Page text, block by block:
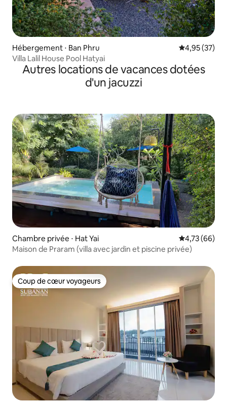
Hébergement ⋅ Ban Phru Évaluation
4,95 (37)
Villa Lalil House Pool Hatyai
Autres locations de vacances dotées
d'un jacuzzi
Chambre privée ⋅ Hat Yai Évaluation
4,73 (66)
Maison de Praram (villa avec jardin et piscine privée)
Coup de cœur voyageurs
Coup de cœur voyageurs